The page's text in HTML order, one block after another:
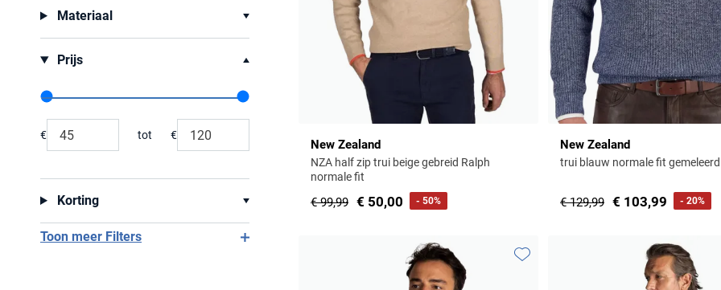
Materiaal
Prijs
Range slider min value
Range slider max value
€
tot
€
Korting
Toon meer Filters
New Zealand
NZA half zip trui beige gebreid Ralph
normale fit
€ 99,99 € 50,00 - 50%
New Zealand
trui blauw normale fit gemeleerd
€ 129,99 € 103,99 - 20%